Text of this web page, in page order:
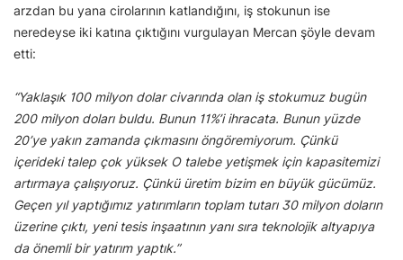
arzdan bu yana cirolarının katlandığını, iş stokunun ise
neredeyse iki katına çıktığını vurgulayan Mercan şöyle devam
etti:
“Yaklaşık 100 milyon dolar civarında olan iş stokumuz bugün
200 milyon doları buldu. Bunun 11%’i ihracata. Bunun yüzde
20’ye yakın zamanda çıkmasını öngöremiyorum. Çünkü
içerideki talep çok yüksek O talebe yetişmek için kapasitemizi
artırmaya çalışıyoruz. Çünkü üretim bizim en büyük gücümüz.
Geçen yıl yaptığımız yatırımların toplam tutarı 30 milyon doların
üzerine çıktı, yeni tesis inşaatının yanı sıra teknolojik altyapıya
da önemli bir yatırım yaptık.”